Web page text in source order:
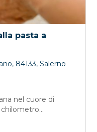
pasta a
84133, Salerno
nel cuore di